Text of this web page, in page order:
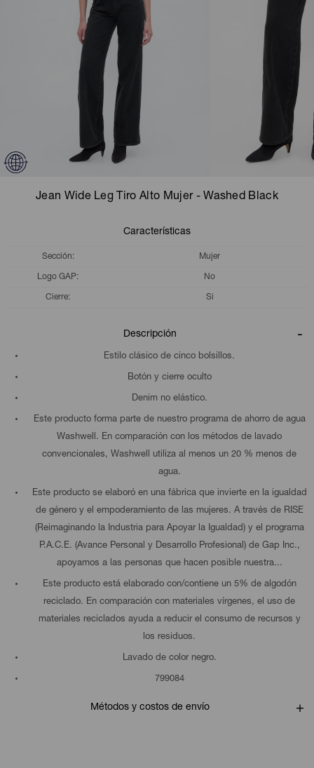
Jean Wide Leg Tiro Alto Mujer - Washed Black
Características
Sección Mujer
Logo GAP No
Cierre Si
Descripción
Estilo clásico de cinco bolsillos.
Botón y cierre oculto
Denim no elástico.
Este producto forma parte de nuestro programa de ahorro de agua
Washwell. En comparación con los métodos de lavado
convencionales, Washwell utiliza al menos un 20 % menos de
agua.
Este producto se elaboró en una fábrica que invierte en la igualdad
de género y el empoderamiento de las mujeres. A través de RISE
(Reimaginando la Industria para Apoyar la Igualdad) y el programa
P.A.C.E. (Avance Personal y Desarrollo Profesional) de Gap Inc.,
apoyamos a las personas que hacen posible nuestra...
Este producto está elaborado con/contiene un 5% de algodón
reciclado. En comparación con materiales vírgenes, el uso de
materiales reciclados ayuda a reducir el consumo de recursos y
los residuos.
Lavado de color negro.
799084
Métodos y costos de envío
Camperas
Musculosas
Calzas
Camperas
Camperas
Ropa interior
Camperas